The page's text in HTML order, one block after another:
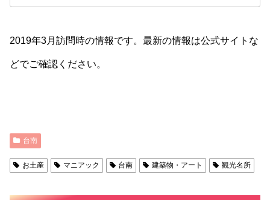
2019年3月訪問時の情報です。最新の情報は公式サイトな
どでご確認ください。
台南
お土産 マニアック 台南 建築物・アート 観光名所